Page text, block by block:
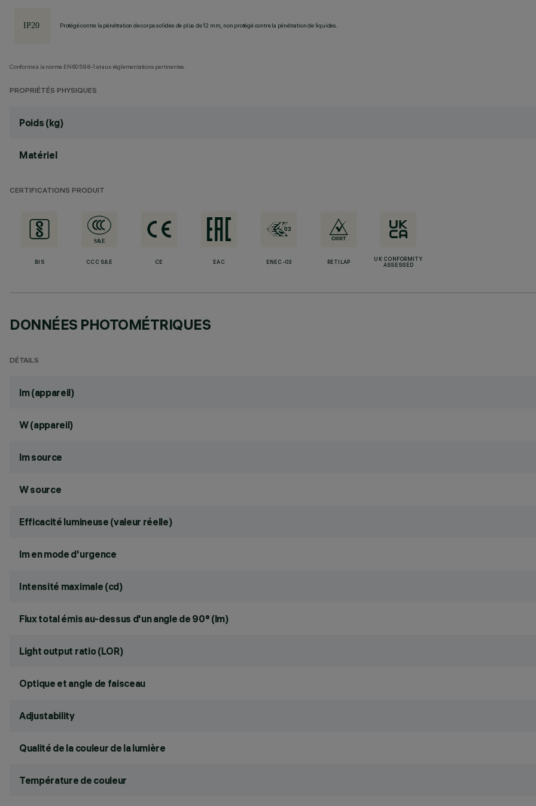
Protégé contre la pénétration de corps solides de plus de 12 mm, non protégé contre la pénétration de liquides.
Conforme à la norme EN60598-1 et aux réglementations pertinentes.
PROPRIÉTÉS PHYSIQUES
Poids (kg)
Matériel
CERTIFICATIONS PRODUIT
BIS CCC S&E CE EAC ENEC-03 RETILAP
UK CONFORMITY
ASSESSED
DONNÉES PHOTOMÉTRIQUES
DÉTAILS
lm (appareil)
W (appareil)
lm source
W source
Efficacité lumineuse (valeur réelle)
lm en mode d'urgence
Intensité maximale (cd)
Flux total émis au-dessus d'un angle de 90° (lm)
Light output ratio (LOR)
Optique et angle de faisceau
Adjustability
Qualité de la couleur de la lumière
Température de couleur